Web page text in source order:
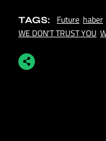
TAGS: Future haber
WE DON'T TRUST YOU